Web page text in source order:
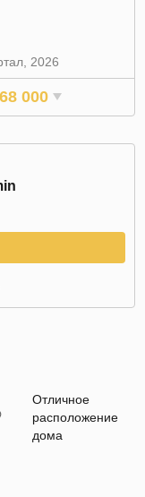
2026
000
Отличное
расположение
дома